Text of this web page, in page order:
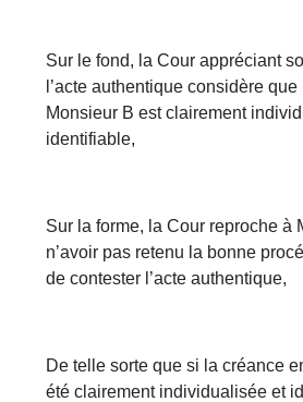
Sur le fond, la Cour appréciant
l’acte authentique considère
Monsieur B est clairement
identifiable,
Sur la forme, la Cour reproche à
n’avoir pas retenu la bonne
de contester l’acte authentique,
De telle sorte que si la créance
été clairement individualisée et